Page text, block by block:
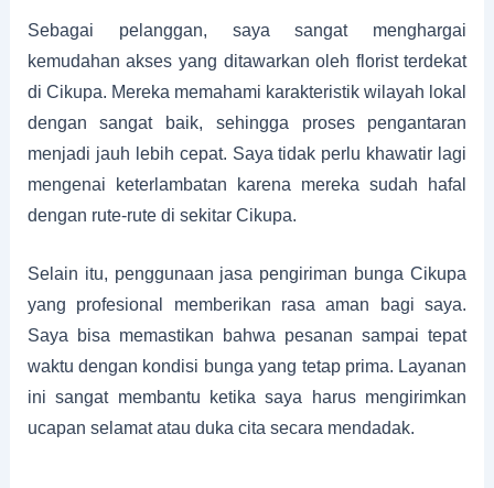
Sebagai pelanggan, saya sangat menghargai
kemudahan akses yang ditawarkan oleh florist terdekat
di Cikupa. Mereka memahami karakteristik wilayah lokal
dengan sangat baik, sehingga proses pengantaran
menjadi jauh lebih cepat. Saya tidak perlu khawatir lagi
mengenai keterlambatan karena mereka sudah hafal
dengan rute-rute di sekitar Cikupa.
Selain itu, penggunaan jasa pengiriman bunga Cikupa
yang profesional memberikan rasa aman bagi saya.
Saya bisa memastikan bahwa pesanan sampai tepat
waktu dengan kondisi bunga yang tetap prima. Layanan
ini sangat membantu ketika saya harus mengirimkan
ucapan selamat atau duka cita secara mendadak.